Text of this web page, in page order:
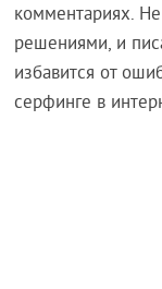
комментариях.
решениями, и
избавится от
серфинге в